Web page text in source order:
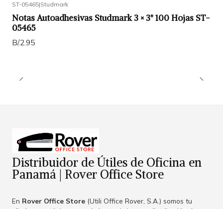
ST-05465|Studmark
Notas Autoadhesivas Studmark 3 × 3" 100 Hojas ST-
05465
B/.2.95
Distribuidor de Útiles de Oficina en
Panamá | Rover Office Store
En Rover Office Store (Utili Office Rover, S.A.) somos tu